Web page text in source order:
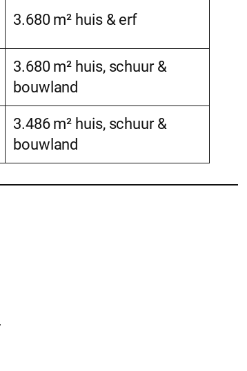
3.680 m² huis & erf
3.680 m² huis, schuur &
bouwland
3.486 m² huis, schuur &
bouwland